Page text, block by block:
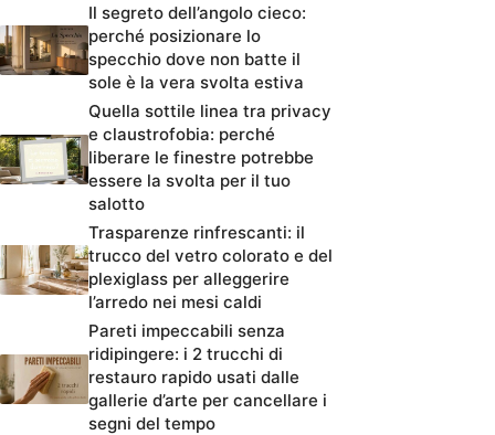
Il segreto dell’angolo cieco:
perché posizionare lo
specchio dove non batte il
sole è la vera svolta estiva
Quella sottile linea tra privacy
e claustrofobia: perché
liberare le finestre potrebbe
essere la svolta per il tuo
salotto
Trasparenze rinfrescanti: il
trucco del vetro colorato e del
plexiglass per alleggerire
l’arredo nei mesi caldi
Pareti impeccabili senza
ridipingere: i 2 trucchi di
restauro rapido usati dalle
gallerie d’arte per cancellare i
segni del tempo